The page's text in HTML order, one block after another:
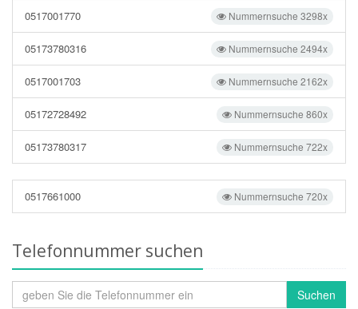
Nummernsuche 3298x
0517001770
Nummernsuche 2494x
05173780316
Nummernsuche 2162x
0517001703
Nummernsuche 860x
05172728492
Nummernsuche 722x
05173780317
Nummernsuche 720x
0517661000
Telefonnummer suchen
Suchen